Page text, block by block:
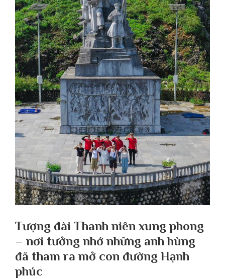
Tượng đài Thanh niên xung phong
– nơi tưởng nhớ những anh hùng
đã tham ra mở con đường Hạnh
phúc